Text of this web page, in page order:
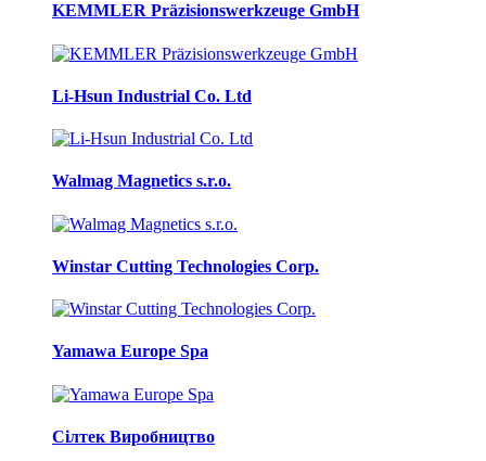
KEMMLER Präzisionswerkzeuge GmbH
Li-Hsun Industrial Co. Ltd
Walmag Magnetics s.r.o.
Winstar Cutting Technologies Corp.
Yamawa Europe Spa
Сілтек Виробництво